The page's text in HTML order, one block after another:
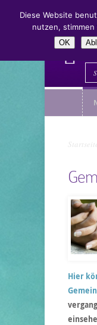
Startseite
Hier
Diese Website
nutzen,
OK